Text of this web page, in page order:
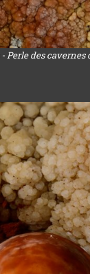
Perle des cavernes